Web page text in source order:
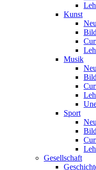
Kunst
Musik
Sport
Gesellschaft